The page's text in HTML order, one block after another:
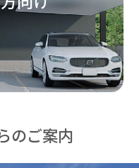
のご案内